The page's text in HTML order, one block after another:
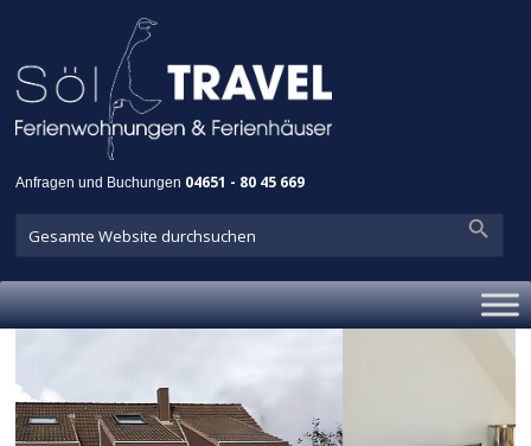
Anfragen und Buchungen 04651 - 80 45 669